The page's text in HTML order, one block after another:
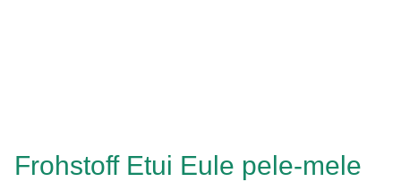
Frohstoff Etui Eule pele-mele